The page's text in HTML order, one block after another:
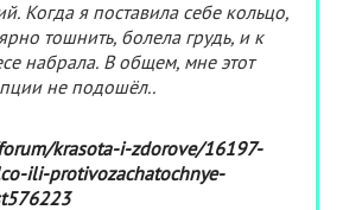
Когда я поставила себе кольцо,
тошнить, болела грудь, и к
набрала. В общем, мне этот
не подошёл..
krasota-i-zdorove/16197-
ili-protivozachatochnye-